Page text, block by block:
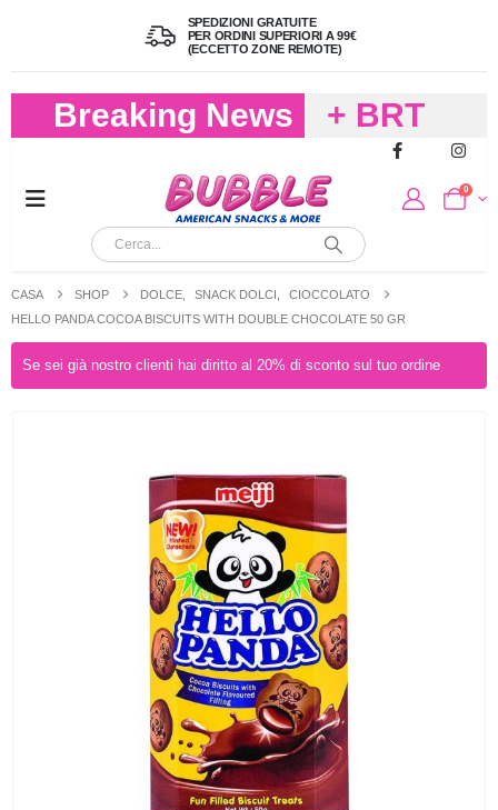
SPEDIZIONI GRATUITE
PER ORDINI SUPERIORI A 99€
(ECCETTO ZONE REMOTE)
Breaking News
+ BRT
FREDDO
PER
E
(FINO A 4,9
KG) –
CONSEGNA
IN 24/48
ORE AD
ECCEZIONE
DI ALCUNE
0
CASA SHOP DOLCE SNACK DOLCI
CIOCCOLATO
HELLO PANDA COCOA BISCUITS WITH DOUBLE CHOCOLATE 50 GR
Se sei già nostro clienti hai diritto al 20% di sconto sul tuo ordine